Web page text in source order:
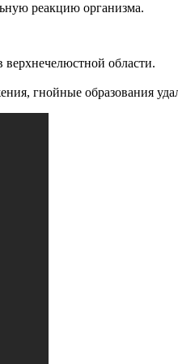
реакцию организма.
области.
гнойные образования